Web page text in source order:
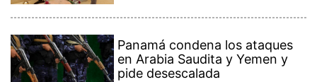
Panamá condena los ataques
en Arabia Saudita y Yemen y
pide desescalada